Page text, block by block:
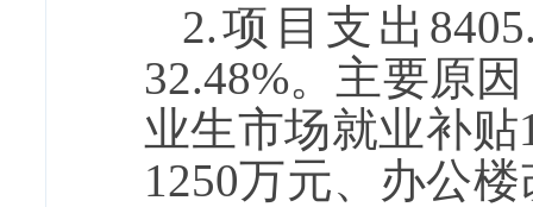
2.项目支出
32.48%。主要原因
业生市场就业补
1250万元、办公